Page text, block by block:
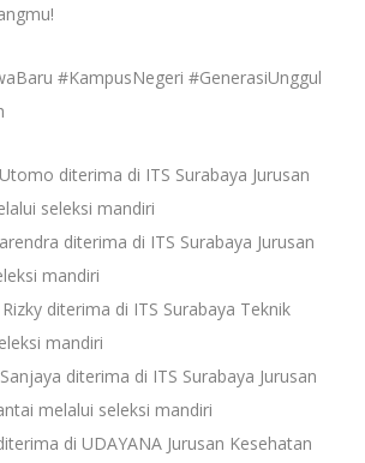
#KampusNegeri #GenerasiUnggul
diterima di ITS Surabaya Jurusan
seleksi mandiri
diterima di ITS Surabaya Jurusan
mandiri
diterima di ITS Surabaya Teknik
mandiri
diterima di ITS Surabaya Jurusan
melalui seleksi mandiri
di UDAYANA Jurusan Kesehatan